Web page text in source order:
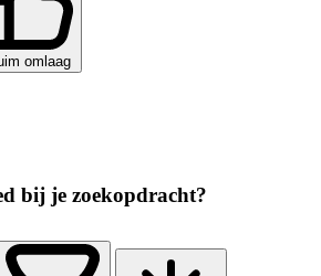
omlaag
bij je zoekopdracht?